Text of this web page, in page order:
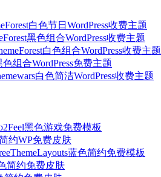
白色节日WordPress收费主题
黑色组合WordPress收费主题
白色组合WordPress收费主题
色组合WordPress免费主题
白色简洁WordPress收费主题
黑色游戏免费模板
约WP免费皮肤
蓝色简约免费模板
简约免费皮肤